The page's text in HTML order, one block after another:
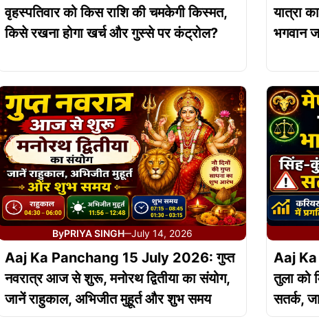
वृहस्पतिवार को किस राशि की चमकेगी किस्मत,
किसे रखना होगा खर्च और गुस्से पर कंट्रोल?
यात्रा
भगवान
ByPRIYA SINGH—July 14, 2026
Aaj Ka Panchang 15 July 2026: गुप्त
नवरात्र आज से शुरू, मनोरथ द्वितीया का संयोग,
जानें राहुकाल, अभिजीत मुहूर्त और शुभ समय
Aaj
तुला को
सतर्क,